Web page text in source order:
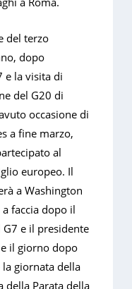
del terzo
dopo
e la visita di
del G20 di
occasione di
a fine marzo,
al
europeo. Il
a Washington
faccia dopo il
e il presidente
il giorno dopo
giornata della
della Parata della